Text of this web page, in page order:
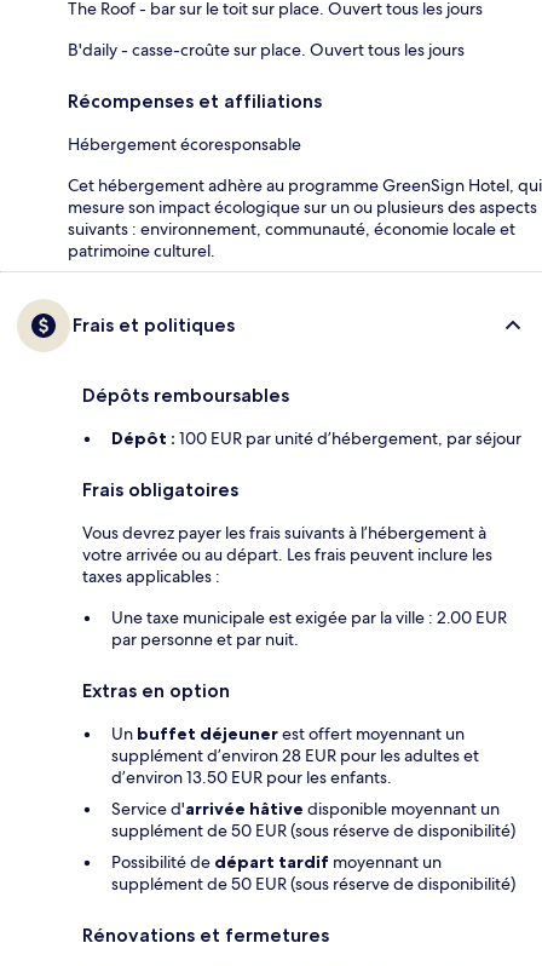
The Roof - bar sur le toit sur place. Ouvert tous les jours
B'daily - casse-croûte sur place. Ouvert tous les jours
Récompenses et affiliations
Hébergement écoresponsable
Cet hébergement adhère au programme GreenSign Hotel, qui
mesure son impact écologique sur un ou plusieurs des aspects
suivants : environnement, communauté, économie locale et
patrimoine culturel.
Frais et politiques
Dépôts remboursables
Dépôt : 100 EUR par unité d’hébergement, par séjour
Frais obligatoires
Vous devrez payer les frais suivants à l’hébergement à
votre arrivée ou au départ. Les frais peuvent inclure les
taxes applicables :
Une taxe municipale est exigée par la ville : 2.00 EUR
par personne et par nuit.
Extras en option
Un buffet déjeunerest offert moyennant un
supplément d’environ 28 EUR pour les adultes et
d’environ 13.50 EUR pour les enfants.
Service d'arrivée hâtive disponible moyennant un
supplément de 50 EUR (sous réserve de disponibilité)
Possibilité de départ tardif moyennant un
supplément de 50 EUR (sous réserve de disponibilité)
Rénovations et fermetures